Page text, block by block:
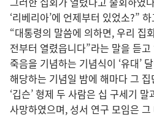
‘리베리아’에 언제부터 있었소?”
“대통령의 말씀에 의하면, 우리 집
전부터 열렸읍니다”라는 말을 듣
죽음을 기념하는 기념식이 ‘유대’
해당하는 기념일 밤에 해마다 그
‘깁슨’ 형제 두 사람은 십 구세기
사망하였으며, 성서 연구 모임은